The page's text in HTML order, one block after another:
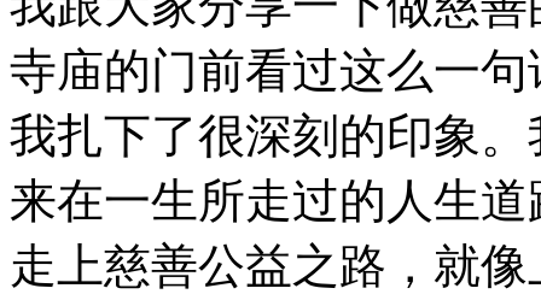
寺庙的门前看过这么一
我扎下了很深刻的印象
来在一生所走过的人生
走上慈善公益之路，就